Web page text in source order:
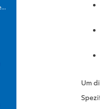
Dokumentenmanagement
Um